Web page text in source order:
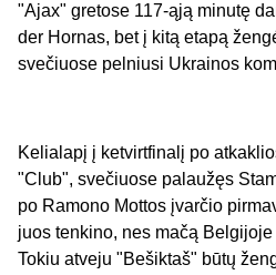
"Ajax" gretose 117-ąją minutę
der Hornas, bet į kitą etapą
svečiuose pelniusi Ukrainos
Kelialapį į ketvirtfinalį po
"Club", svečiuose palaužęs
po Ramono Mottos įvarčio
juos tenkino, nes mačą
Tokiu atveju "Bešiktaš" būtų